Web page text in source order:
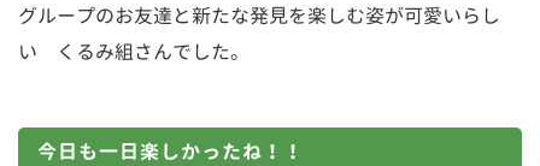
グループのお友達と新たな発見を楽しむ姿が可愛いらし
い くるみ組さんでした。
今日も一日楽しかったね！！